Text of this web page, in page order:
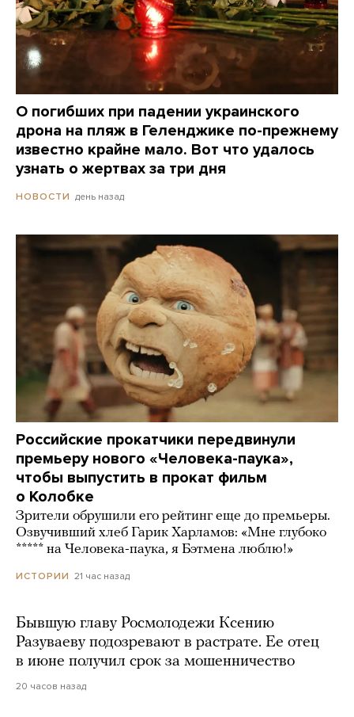
О погибших при падении украинского
дрона на пляж в Геленджике по-прежнему
известно крайне мало. Вот что удалось
узнать о жертвах за три дня
НОВОСТИ день назад
Российские прокатчики передвинули
премьеру нового «Человека-паука»,
чтобы выпустить в прокат фильм
о Колобке
Зрители обрушили его рейтинг еще до премьеры.
Озвучивший хлеб Гарик Харламов: «Мне глубоко
***** на Человека-паука, я Бэтмена люблю!»
ИСТОРИИ 21 час назад
Бывшую главу Росмолодежи Ксению
Разуваеву подозревают в растрате. Ее отец
в июне получил срок за мошенничество
20 часов назад